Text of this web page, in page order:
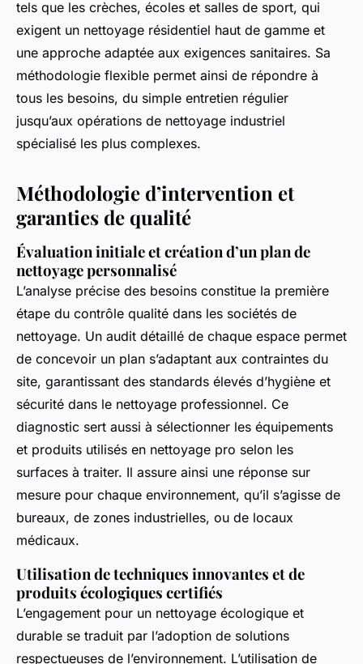
tels que les crèches, écoles et salles de sport, qui
exigent un nettoyage résidentiel haut de gamme et
une approche adaptée aux exigences sanitaires. Sa
méthodologie flexible permet ainsi de répondre à
tous les besoins, du simple entretien régulier
jusqu’aux opérations de nettoyage industriel
spécialisé les plus complexes.
Méthodologie d’intervention et
garanties de qualité
Évaluation initiale et création d’un plan de
nettoyage personnalisé
L’analyse précise des besoins constitue la première
étape du contrôle qualité dans les sociétés de
nettoyage. Un audit détaillé de chaque espace permet
de concevoir un plan s’adaptant aux contraintes du
site, garantissant des standards élevés d’hygiène et
sécurité dans le nettoyage professionnel. Ce
diagnostic sert aussi à sélectionner les équipements
et produits utilisés en nettoyage pro selon les
surfaces à traiter. Il assure ainsi une réponse sur
mesure pour chaque environnement, qu’il s’agisse de
bureaux, de zones industrielles, ou de locaux
médicaux.
Utilisation de techniques innovantes et de
produits écologiques certifiés
L’engagement pour un nettoyage écologique et
durable se traduit par l’adoption de solutions
respectueuses de l’environnement. L’utilisation de